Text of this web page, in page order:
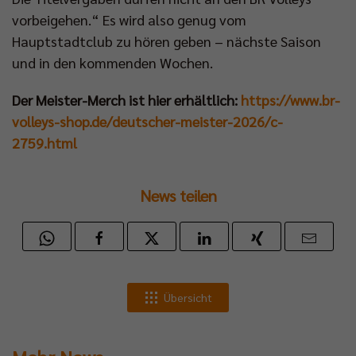
vorbeigehen.“ Es wird also genug vom
Hauptstadtclub zu hören geben – nächste Saison
und in den kommenden Wochen.
Der Meister-Merch ist hier erhältlich: https://www.br-
volleys-shop.de/deutscher-meister-2026/c-
2759.html
News teilen
Übersicht